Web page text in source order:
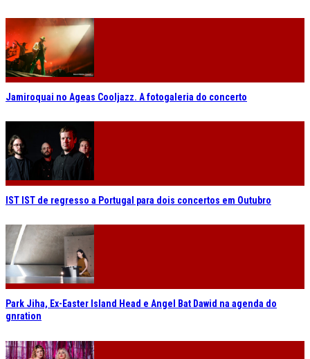
Jamiroquai no Ageas Cooljazz. A fotogaleria do concerto
IST IST de regresso a Portugal para dois concertos em Outubro
Park Jiha, Ex-Easter Island Head e Angel Bat Dawid na agenda do
gnration